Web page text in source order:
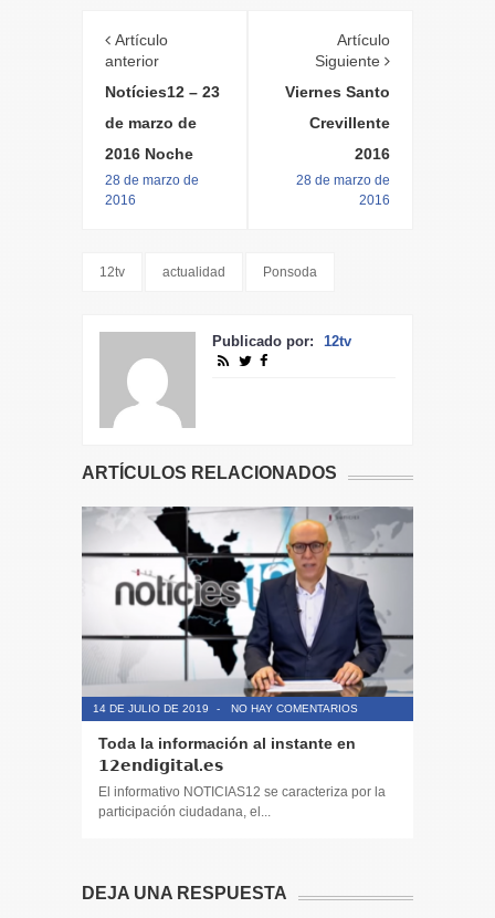
Artículo
anterior
Notícies12 – 23
de marzo de
2016 Noche
28 de marzo de
2016
Artículo
Siguiente
Viernes Santo
Crevillente
2016
28 de marzo de
2016
12tv actualidad Ponsoda
Publicado por: 12tv
ARTÍCULOS RELACIONADOS
14 DE JULIO DE 2019 - NO HAY COMENTARIOS
Toda la información al instante en
𝟭𝟮𝗲𝗻𝗱𝗶𝗴𝗶𝘁𝗮𝗹.𝗲𝘀
El informativo NOTICIAS12 se caracteriza por la
participación ciudadana, el...
DEJA UNA RESPUESTA